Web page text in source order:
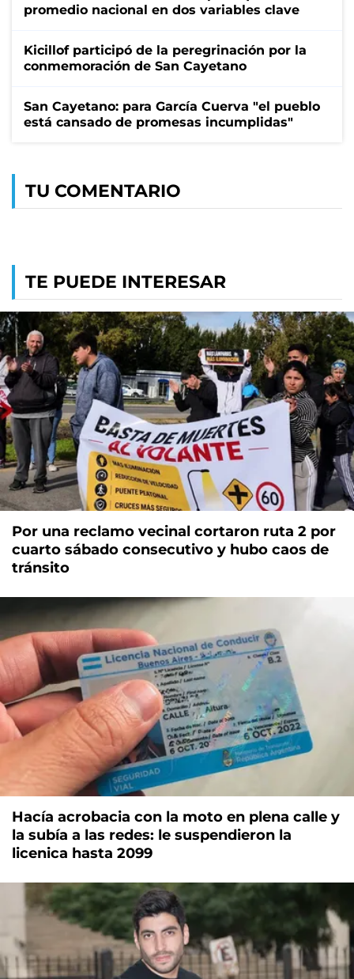
promedio nacional en dos variables clave
Kicillof participó de la peregrinación por la
conmemoración de San Cayetano
San Cayetano: para García Cuerva "el pueblo
está cansado de promesas incumplidas"
TU COMENTARIO
TE PUEDE INTERESAR
Por una reclamo vecinal cortaron ruta 2 por
cuarto sábado consecutivo y hubo caos de
tránsito
Hacía acrobacia con la moto en plena calle y
la subía a las redes: le suspendieron la
licenica hasta 2099